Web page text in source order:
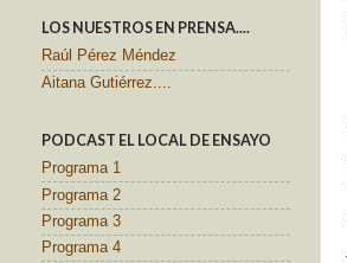
LOS NUESTROS EN PRENSA....
Raúl Pérez Méndez
Aitana Gutiérrez....
PODCAST EL LOCAL DE ENSAYO
Programa 1
Programa 2
Programa 3
Programa 4